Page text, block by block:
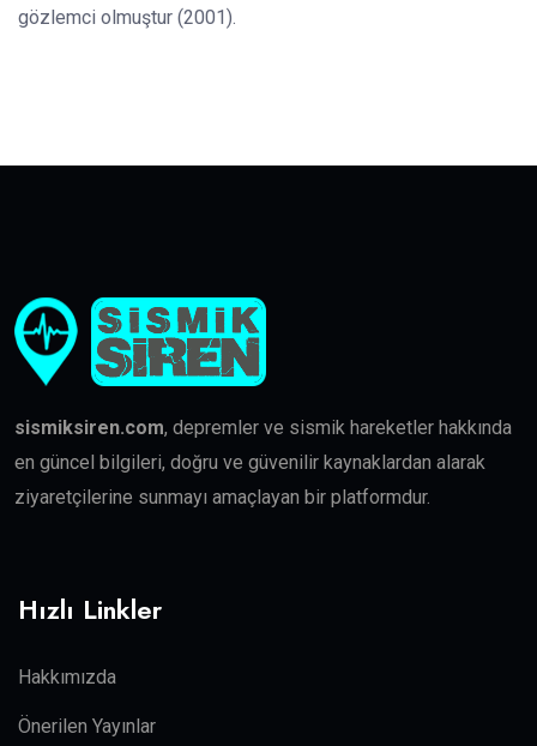
gözlemci olmuştur (2001).
sismiksiren.com, depremler ve sismik hareketler hakkında
en güncel bilgileri, doğru ve güvenilir kaynaklardan alarak
ziyaretçilerine sunmayı amaçlayan bir platformdur.
Hızlı Linkler
Hakkımızda
Önerilen Yayınlar